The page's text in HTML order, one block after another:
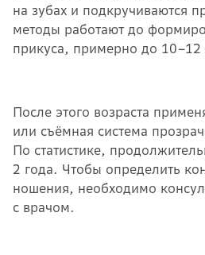
на зубах и подкручиваются
методы работают до
прикуса, примерно до 10–12
После этого возраста
или съёмная система
По статистике,
2 года. Чтобы определить
ношения, необходимо
с врачом.